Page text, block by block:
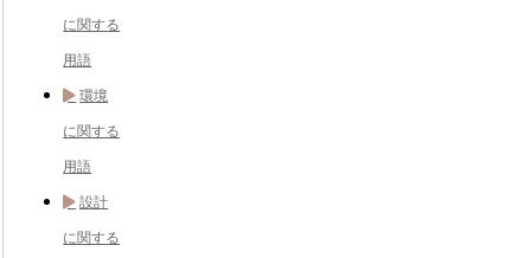
に関する
用語
環境
に関する
用語
設計
に関する